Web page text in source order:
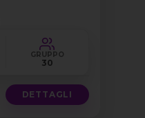
GRUPPO
30
DETTAGLI